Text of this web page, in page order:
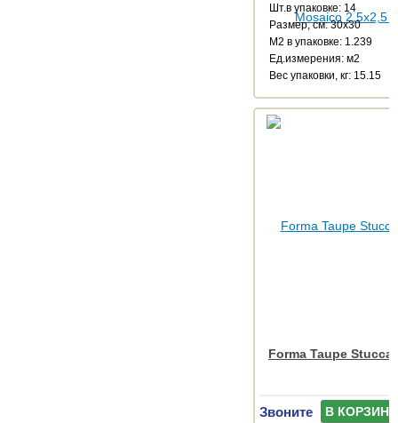
Шт.в упаковке: 14
Размер, см: 30x30
М2 в упаковке: 1.239
Ед.измерения: м2
Веc упаковки, кг: 15.15
Forma Taupe
Звоните В КОРЗИНУ